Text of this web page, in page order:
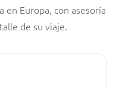
en Europa, con asesoría
de su viaje.